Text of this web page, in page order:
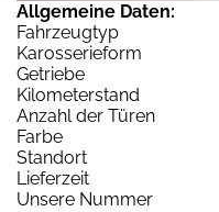
Allgemeine Daten:
Fahrzeugtyp
Karosserieform
Getriebe
Kilometerstand
Anzahl der Türen
Farbe
Standort
Lieferzeit
Unsere Nummer